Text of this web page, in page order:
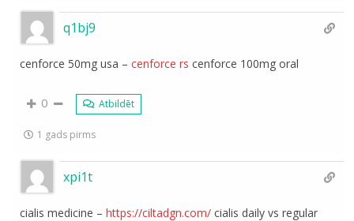
q1bj9
cenforce 50mg usa –cenforce rs cenforce 100mg oral
0 Atbildēt
1 gads pirms
xpi1t
cialis medicine –https://ciltadgn.com/ cialis daily vs regular